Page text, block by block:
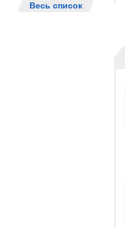
Весь список